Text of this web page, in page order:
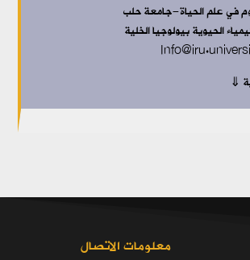
في علم الحياة-جامعة حلب
الحيوية بيولوجيا الخلية
⇓
معلومات الاتصال